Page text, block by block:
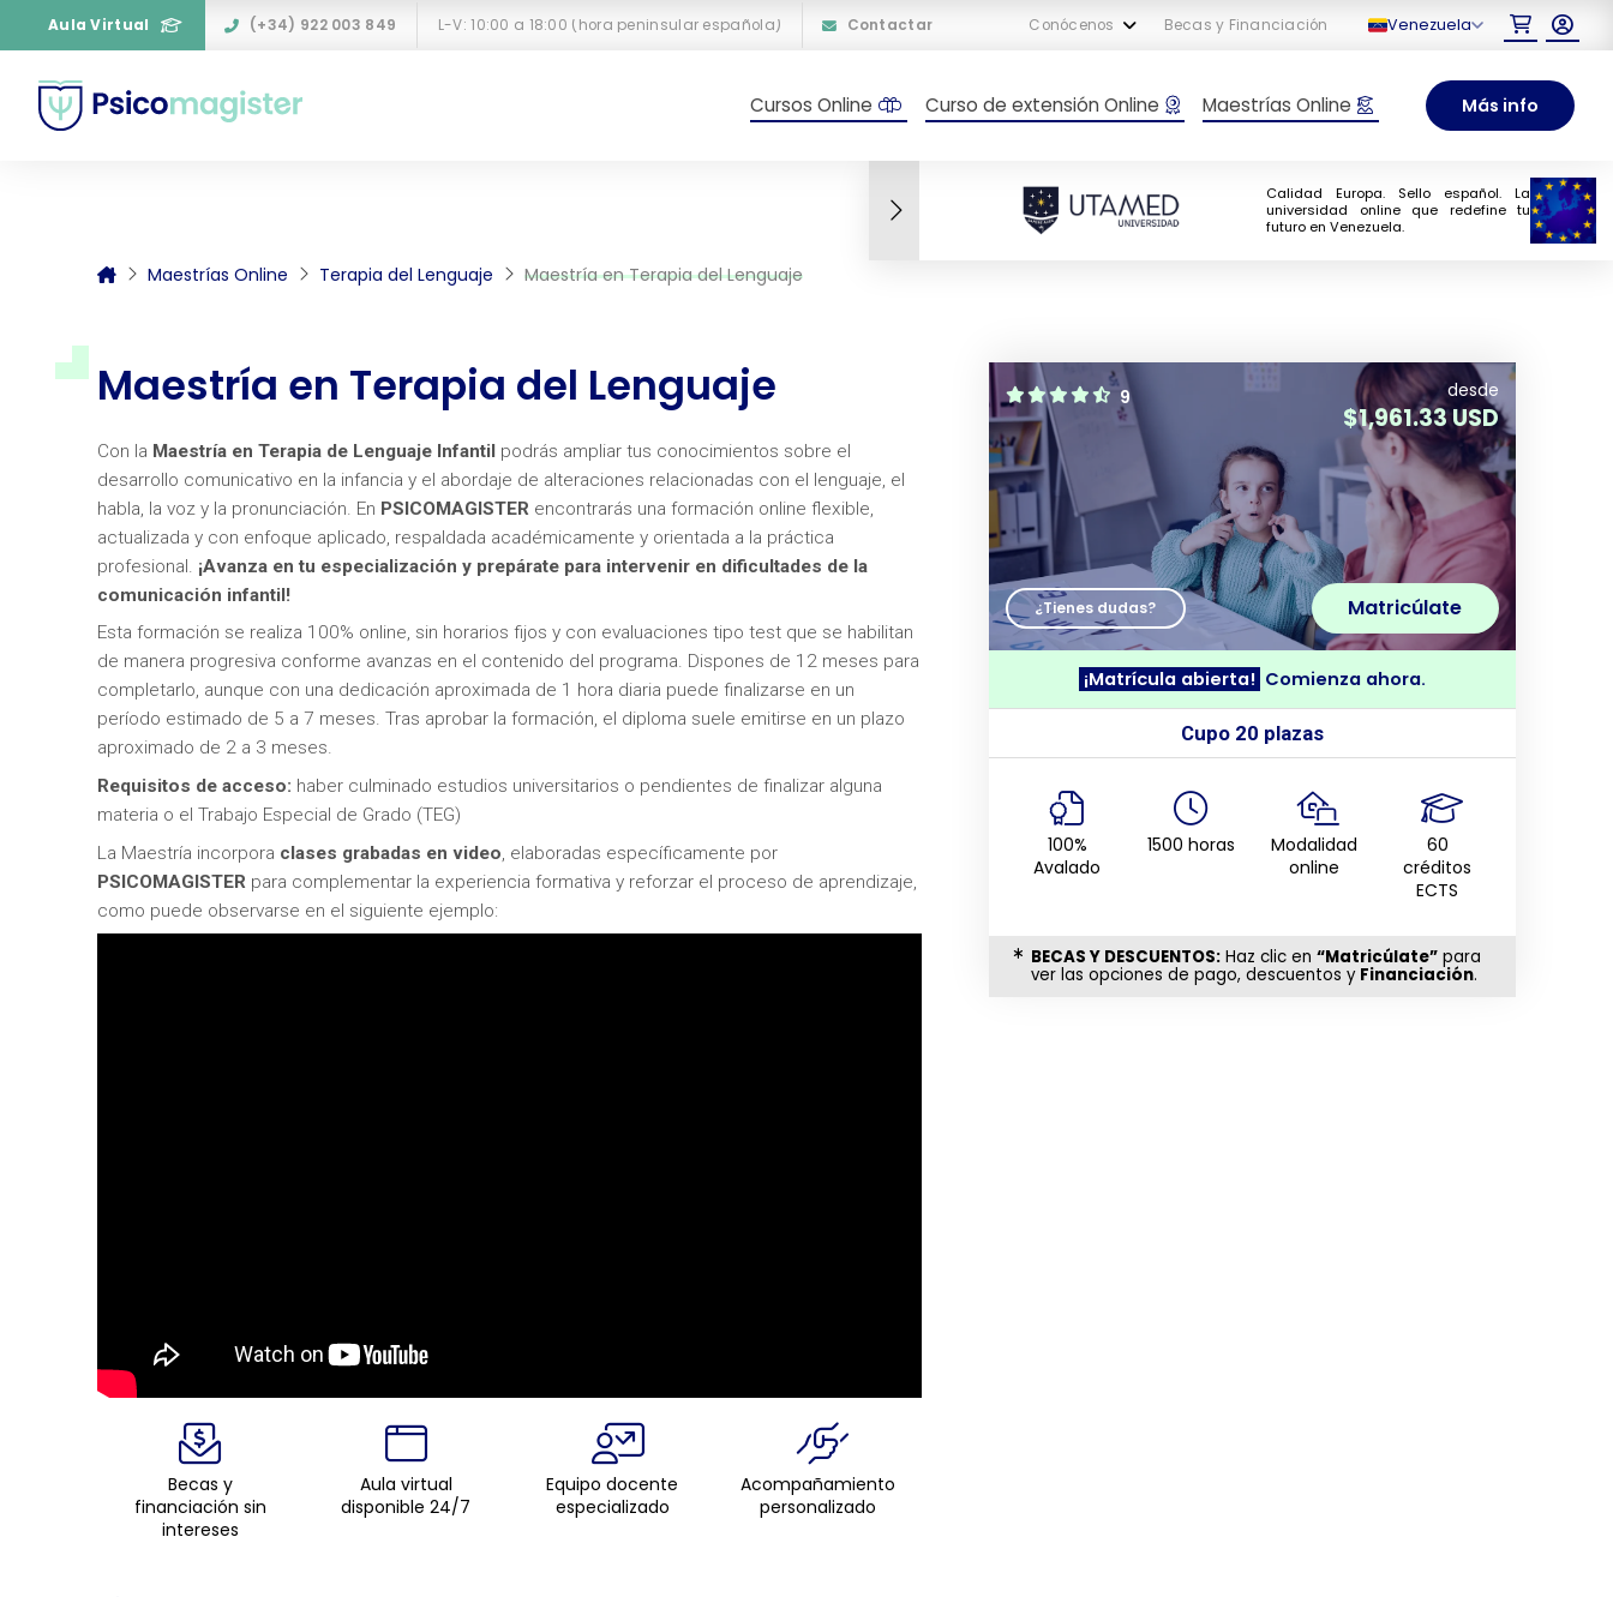
Aula Virtual (+34) 922 003 849 L-V: 10:00 a 18:00 (hora peninsular española) Contactar Conócenos Becas y Financiación Venezuela
Cursos Online Curso de extensión Online Maestrías Online Más info
Calidad Europa. Sello español. La
universidad online que redefine tu
futuro en Venezuela.
Maestrías Online Terapia del Lenguaje Maestría en Terapia del Lenguaje
Maestría en Terapia del Lenguaje
Con la Maestríaen Terapia de Lenguaje Infantilpodrás ampliar tus conocimientos sobre el
desarrollo comunicativo en la infancia y el abordaje de alteraciones relacionadas con el lenguaje, el
habla, la voz y la pronunciación. En PSICOMAGISTERencontrarás una formación online flexible,
actualizada y con enfoque aplicado, respaldada académicamente y orientada a la práctica
profesional. ¡Avanza en tu especialización y prepárate para intervenir en dificultades de la
comunicación infantil!
Esta formación se realiza 100% online, sin horarios fijos y con evaluaciones tipo test que se habilitan
de manera progresiva conforme avanzas en el contenido del programa. Dispones de 12 meses para
completarlo, aunque con una dedicación aproximada de 1 hora diaria puede finalizarse en un
período estimado de 5 a 7 meses. Tras aprobar la formación, el diploma suele emitirse en un plazo
aproximado de 2 a 3 meses.
Requisitos de acceso: haber culminado estudios universitarios o pendientes de finalizar alguna
materia o el Trabajo Especial de Grado (TEG)
La Maestría incorpora clases grabadas en video, elaboradas específicamente por
PSICOMAGISTERpara complementar la experiencia formativa y reforzar el proceso de aprendizaje,
como puede observarse en el siguiente ejemplo:
Becas y
financiación sin
intereses
Aula virtual
disponible 24/7
Equipo docente
especializado
Acompañamiento
personalizado
9 desde
$1,961.33 USD
¿Tienes dudas? Matricúlate
¡Matrícula abierta! Comienza ahora.
Cupo 20 plazas
100%
Avalado
1500 horas
Modalidad
online
60
créditos
ECTS
BECAS Y DESCUENTOS:Haz clic en “Matricúlate”para
ver las opciones de pago, descuentos y Financiación.